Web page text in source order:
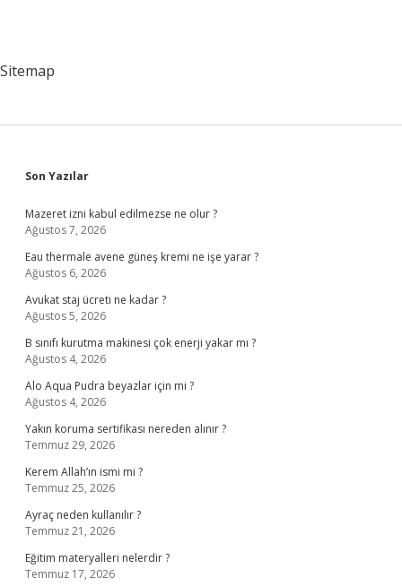
Sitemap
Sidebar
Son Yazılar
Mazeret izni kabul edilmezse ne olur ?
Ağustos 7, 2026
Eau thermale avene güneş kremi ne işe yarar ?
Ağustos 6, 2026
Avukat staj ücreti ne kadar ?
Ağustos 5, 2026
B sınıfı kurutma makinesi çok enerji yakar mı ?
Ağustos 4, 2026
Alo Aqua Pudra beyazlar için mi ?
Ağustos 4, 2026
Yakın koruma sertifikası nereden alınır ?
Temmuz 29, 2026
Kerem Allah’ın ismi mi ?
Temmuz 25, 2026
Ayraç neden kullanılır ?
Temmuz 21, 2026
Eğitim materyalleri nelerdir ?
Temmuz 17, 2026